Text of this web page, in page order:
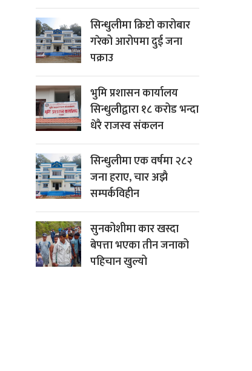
सिन्धुलीमा क्रिप्टो कारोबार
गरेको आरोपमा दुई जना
पक्राउ
भुमि प्रशासन कार्यालय
सिन्धुलीद्वारा १८ करोड भन्दा
धेरै राजस्व संकलन
सिन्धुलीमा एक वर्षमा २८२
जना हराए, चार अझै
सम्पर्कविहीन
सुनकोशीमा कार खस्दा
बेपत्ता भएका तीन जनाको
पहिचान खुल्यो